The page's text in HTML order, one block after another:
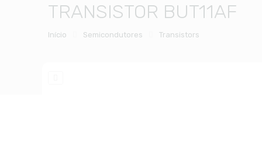
TRANSISTOR BUT11AF
Início Semicondutores Transistors